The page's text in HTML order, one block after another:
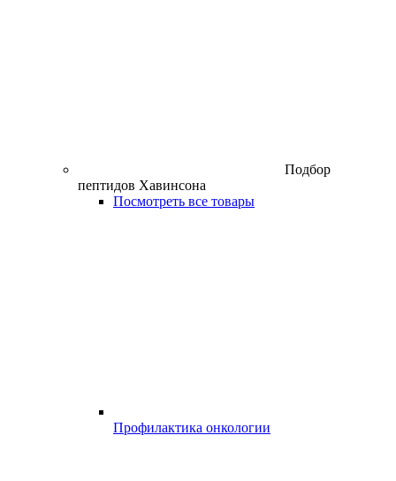
Подбор
пептидов Хавинсона
Посмотреть все товары
Профилактика онкологии